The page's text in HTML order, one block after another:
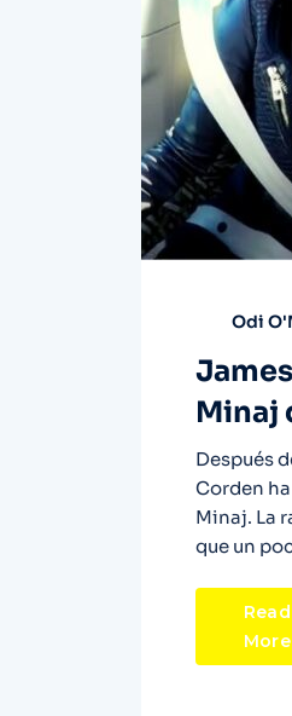
Odi
Minaj
Después
Corden
Minaj. La
que un
Read
More